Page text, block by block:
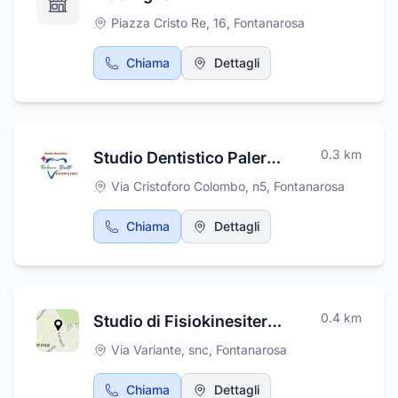
giardino estivo creano un'atmosfera che
emana ospitalità e calore, rendendolo perfetto
per diversi eventi o semplicemente per
trascorrere del tempo di qualità con la
famiglia o gli amici. Se siete alla ricerca di
un'esperienza culinaria davvero unica, il
Piazza Cristo Re, 16, Fontanarosa
Chiama Dettagli
Studio Dentistico Palermo Rossetti Fausto, Angelo 0.3 km
Via Cristoforo Colombo, n5, Fontanarosa
Chiama Dettagli
Studio di Fisiokinesiterapia & Medicina Osteopatica, Dott. Nicodemo Iorio 0.4 km
Via Variante, snc, Fontanarosa
Chiama Dettagli